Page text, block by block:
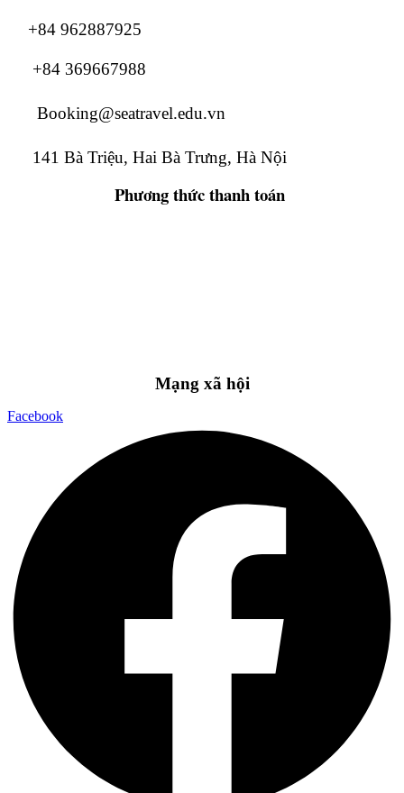
+84 962887925
+84 369667988
Booking@seatravel.edu.vn
141 Bà Triệu, Hai Bà Trưng, Hà Nội
Phương thứcthanh toán
Mạng xã hội
Facebook